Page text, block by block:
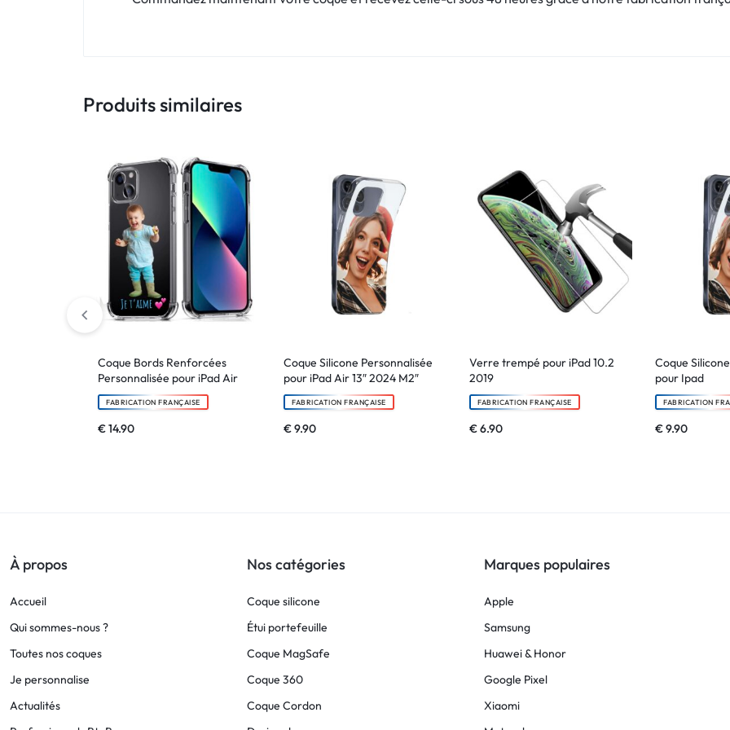
Produits similaires
Coque Bords Renforcées
Personnalisée pour iPad Air
FABRICATION FRANÇAISE
€14.90
Coque Silicone Personnalisée
pour iPad Air 13″ 2024 M2″
FABRICATION FRANÇAISE
€9.90
Verre trempé pour iPad 10.2
2019
FABRICATION FRANÇAISE
€6.90
Coque
pour Ipad
FABRICATION
€9.90
À propos
Accueil
Qui sommes-nous ?
Toutes nos coques
Je personnalise
Actualités
Nos catégories
Coque silicone
Étui portefeuille
Coque MagSafe
Coque 360
Coque Cordon
Marques populaires
Apple
Samsung
Huawei & Honor
Google Pixel
Xiaomi